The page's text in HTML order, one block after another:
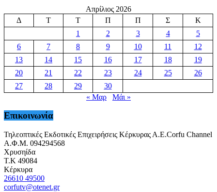
Απρίλιος 2026
Δ
Τ Τ Π Π Σ
Κ
1
2 3 4
5
6
7 8 9 10 11
12
13
14 15 16 17 18
19
20
21 22 23 24 25
26
27
28 29
30
« Μαρ
Μάι »
Επικοινωνία
Τηλεοπτικές Εκδοτικές Επιχειρήσεις Κέρκυρας Α.Ε.Corfu Channel
Α.Φ.Μ. 094294568
Χρυσηίδα
Τ.Κ 49084
Κέρκυρα
26610 49500
corfutv@otenet.gr